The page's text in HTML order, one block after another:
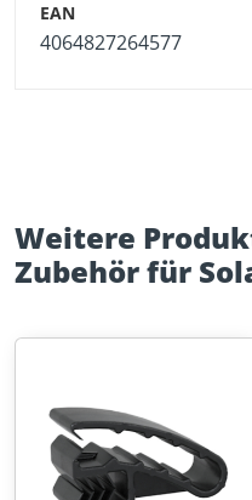
4064827264577
Weitere
Zubehör für